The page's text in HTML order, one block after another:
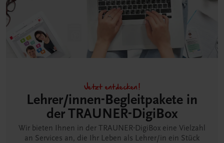
Jetzt entdecken!
Lehrer/innen-Begleitpakete in
der TRAUNER-DigiBox
Wir bieten Ihnen in der TRAUNER-DigiBox eine Vielzahl
an Services an, die Ihr Leben als Lehrer/in ein Stück